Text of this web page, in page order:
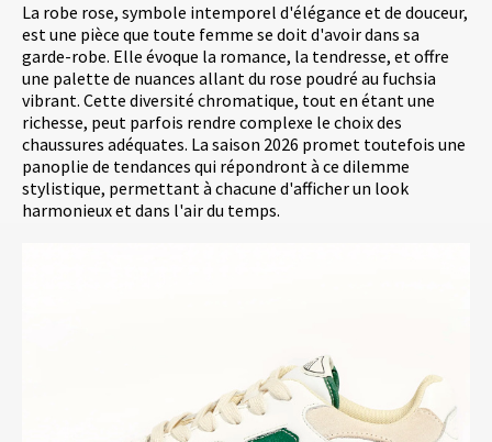
La robe rose, symbole intemporel d'élégance et de douceur,
est une pièce que toute femme se doit d'avoir dans sa
garde-robe. Elle évoque la romance, la tendresse, et offre
une palette de nuances allant du rose poudré au fuchsia
vibrant. Cette diversité chromatique, tout en étant une
richesse, peut parfois rendre complexe le choix des
chaussures adéquates. La saison 2026 promet toutefois une
panoplie de tendances qui répondront à ce dilemme
stylistique, permettant à chacune d'afficher un look
harmonieux et dans l'air du temps.